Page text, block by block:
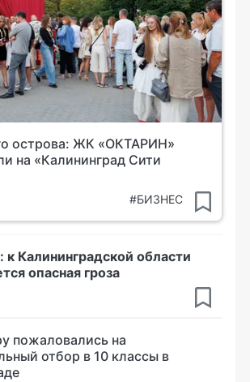
острова: ЖК «ОКТАРИН»
на «Калининград Сити
#БИЗНЕС
к Калининградской области
опасная гроза
пожаловались на
отбор в 10 классы в